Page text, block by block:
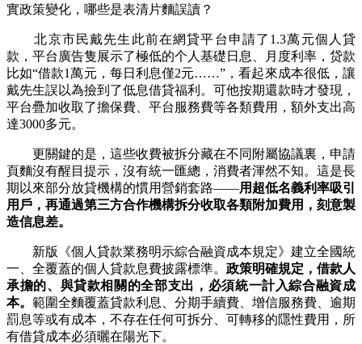
實政策變化，哪些是表清片麵誤讀？
北京市民戴先生此前在網貸平台申請了1.3萬元個人貸
款，平台廣告隻展示了極低的个人基礎日息、月度利率，贷款
比如“借款1萬元， 每日利息僅2元……”，看起來成本很低，讓
戴先生誤以為撿到了低息借貸福利。可他按期還款時才發現，
平台疊加收取了擔保費、平台服務費等各類費用，額外支出高
達3000多元。
更關鍵的是，這些收費被拆分藏在不同附屬協議裏，申請
頁麵沒有醒目提示，沒有統一匯總，消費者渾然不知。這是長
期以來部分放貸機構的慣用營銷套路——用超低名義利率吸引
用戶，再通過第三方合作機構拆分收取各類附加費用，刻意製
造信息差。
新版《個人貸款業務明示綜合融資成本規定》建立全國統
一、全覆蓋的個人貸款息費披露標準。 政策明確規定，借款人
承擔的、與貸款相關的全部支出，必須統一計入綜合融資成
本。 範圍全麵覆蓋貸款利息、分期手續費、增信服務費、逾期
罰息等或有成本，不存在任何可拆分、可轉移的隱性費用，所
有借貸成本必須曬在陽光下。